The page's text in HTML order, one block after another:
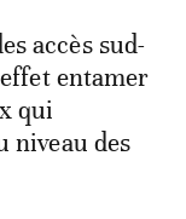
accès sud-
entamer
qui
niveau des